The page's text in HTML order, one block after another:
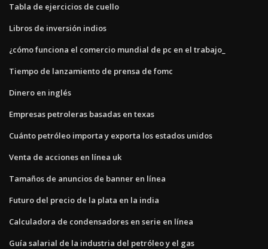
Tabla de ejercicios de cuello
Libros de inversión indios
¿cómo funciona el comercio mundial de pc en el trabajo_
Tiempo de lanzamiento de prensa de fomc
Dinero en inglés
Empresas petroleras basadas en texas
Cuánto petróleo importa y exporta los estados unidos
Venta de acciones en línea uk
Tamaños de anuncios de banner en línea
Futuro del precio de la plata en la india
Calculadora de condensadores en serie en línea
Guía salarial de la industria del petróleo y el gas